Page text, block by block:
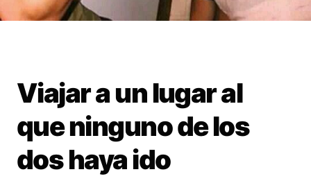
Viajar a un lugar al
que ninguno de los
dos haya ido